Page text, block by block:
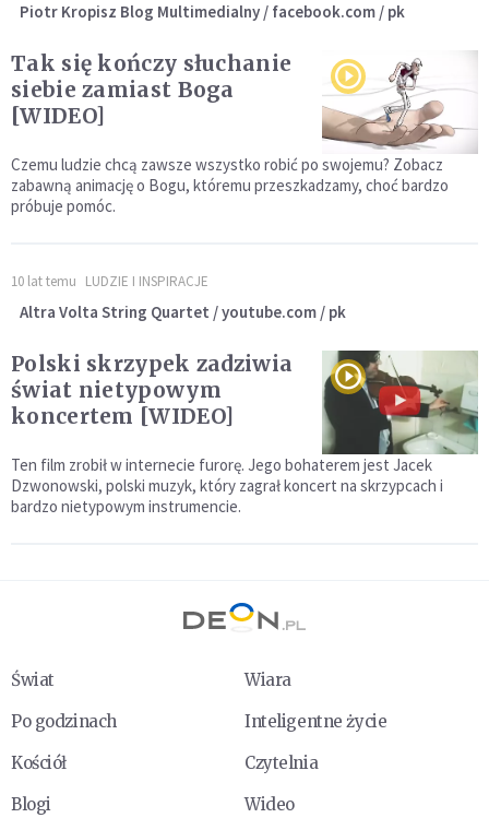
Piotr Kropisz Blog Multimedialny / facebook.com / pk
Tak się kończy słuchanie
siebie zamiast Boga
[WIDEO]
Czemu ludzie chcą zawsze wszystko robić po swojemu? Zobacz
zabawną animację o Bogu, któremu przeszkadzamy, choć bardzo
próbuje pomóc.
10 lat temu LUDZIE I INSPIRACJE
Altra Volta String Quartet / youtube.com / pk
Polski skrzypek zadziwia
świat nietypowym
koncertem [WIDEO]
Ten film zrobił w internecie furorę. Jego bohaterem jest Jacek
Dzwonowski, polski muzyk, który zagrał koncert na skrzypcach i
bardzo nietypowym instrumencie.
Świat
Wiara
Po godzinach
Inteligentne życie
Kościół
Czytelnia
Blogi
Wideo